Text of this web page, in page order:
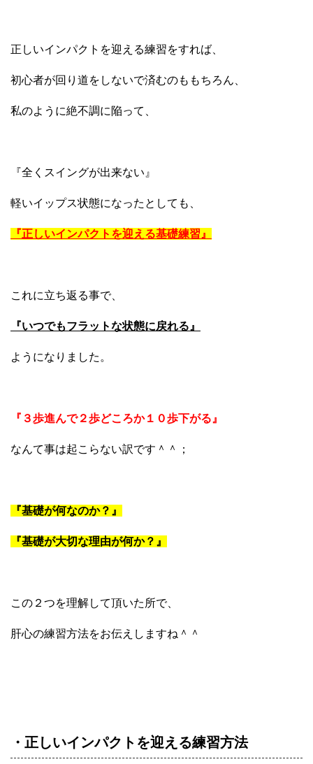
正しいインパクトを迎える練習をすれば、
初心者が回り道をしないで済むのももちろん、
私のように絶不調に陥って、
『全くスイングが出来ない』
軽いイップス状態になったとしても、
『正しいインパクトを迎える基礎練習』
これに立ち返る事で、
『いつでもフラットな状態に戻れる』
ようになりました。
『３歩進んで２歩どころか１０歩下がる』
なんて事は起こらない訳です＾＾；
『基礎が何なのか？』
『基礎が大切な理由が何か？』
この２つを理解して頂いた所で、
肝心の練習方法をお伝えしますね＾＾
・正しいインパクトを迎える練習方法